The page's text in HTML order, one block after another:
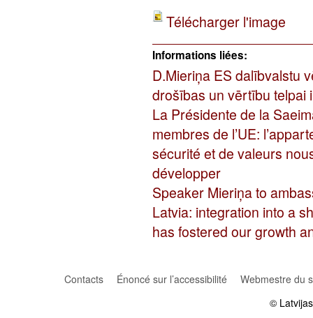
Télécharger l'image
Informations liées:
D.Mieriņa ES dalībvalstu
drošības un vērtību telpai
La Présidente de la
membres de l’UE:
sécurité et de valeurs
développer
Speaker Mieriņa to
Latvia: integration into a
has fostered our growth
Contacts Énoncé sur l’accessibilité
Webmestre du
©